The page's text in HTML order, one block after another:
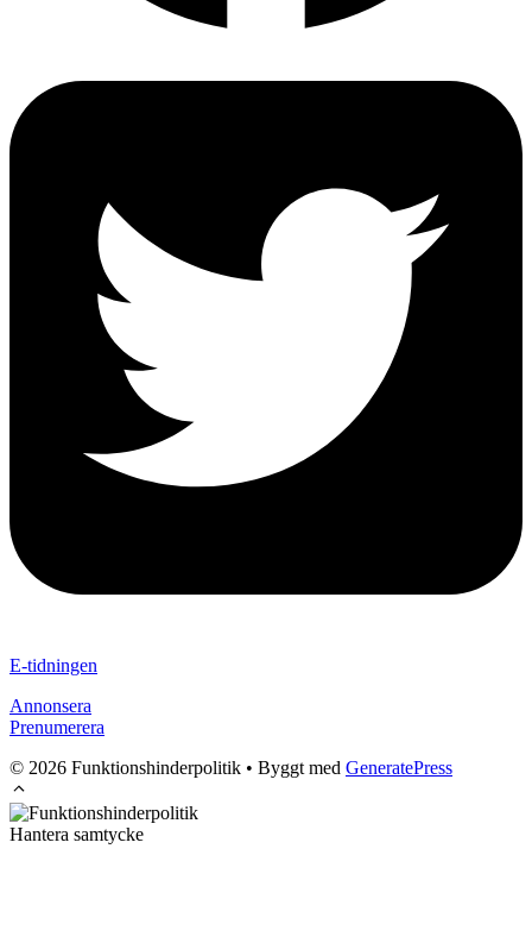
E-tidningen
Annonsera
Prenumerera
© 2026 Funktionshinderpolitik • Byggt med GeneratePress
Hantera samtycke